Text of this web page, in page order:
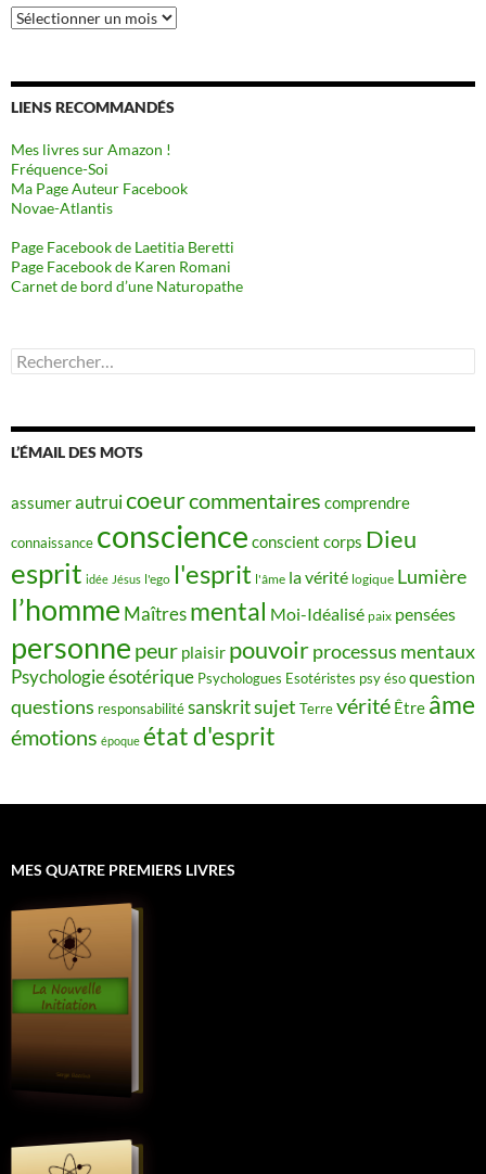
Archives
LIENS RECOMMANDÉS
Mes livres sur Amazon !
Fréquence-Soi
Ma Page Auteur Facebook
Novae-Atlantis
Page Facebook de Laetitia Beretti
Page Facebook de Karen Romani
Carnet de bord d’une Naturopathe
Rechercher :
L’ÉMAIL DES MOTS
assumerautruicoeurcommentaires comprendre
connaissance conscience conscient corps Dieu
esprit idée Jésus l'ego l'esprit l'âme la vérité logique Lumière
l’homme Maîtres mental Moi-Idéalisé paix pensées
personne peur plaisir pouvoirprocessus mentaux
Psychologie ésotérique Psychologues Esotéristes psy ésoquestion
questions responsabilitésanskritsujet Terrevérité Être âme
émotions époque état d'esprit
MES QUATRE PREMIERS LIVRES